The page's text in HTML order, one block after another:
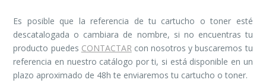
Es posible que la referencia de tu cartucho o toner esté
descatalogada o cambiara de nombre, si no encuentras tu
producto puedes CONTACTARcon nosotros y buscaremos tu
referencia en nuestro catálogo por ti, si está disponible en un
plazo aproximado de 48h te enviaremos tu cartucho o toner.